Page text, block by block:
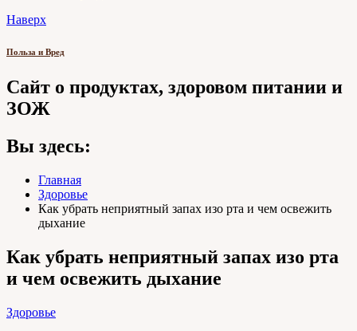
Наверх
Польза и Вред
Сайт о продуктах, здоровом питании и
ЗОЖ
Вы здесь:
Главная
Здоровье
Как убрать неприятный запах изо рта и чем освежить
дыхание
Как убрать неприятный запах изо рта
и чем освежить дыхание
Здоровье